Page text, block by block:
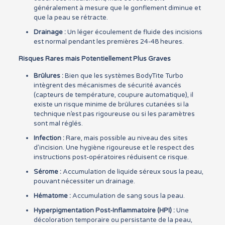
généralement à mesure que le gonflement diminue et
que la peau se rétracte.
Drainage :Un léger écoulement de fluide des incisions
est normal pendant les premières 24-48 heures.
Risques Rares mais Potentiellement Plus Graves
Brûlures :Bien que les systèmes BodyTite Turbo
intègrent des mécanismes de sécurité avancés
(capteurs de température, coupure automatique), il
existe un risque minime de brûlures cutanées si la
technique n’est pas rigoureuse ou si les paramètres
sont mal réglés.
Infection :Rare, mais possible au niveau des sites
d’incision. Une hygiène rigoureuse et le respect des
instructions post-opératoires réduisent ce risque.
Sérome :Accumulation de liquide séreux sous la peau,
pouvant nécessiter un drainage.
Hématome :Accumulation de sang sous la peau.
Hyperpigmentation Post-Inflammatoire (HPI) :Une
décoloration temporaire ou persistante de la peau,